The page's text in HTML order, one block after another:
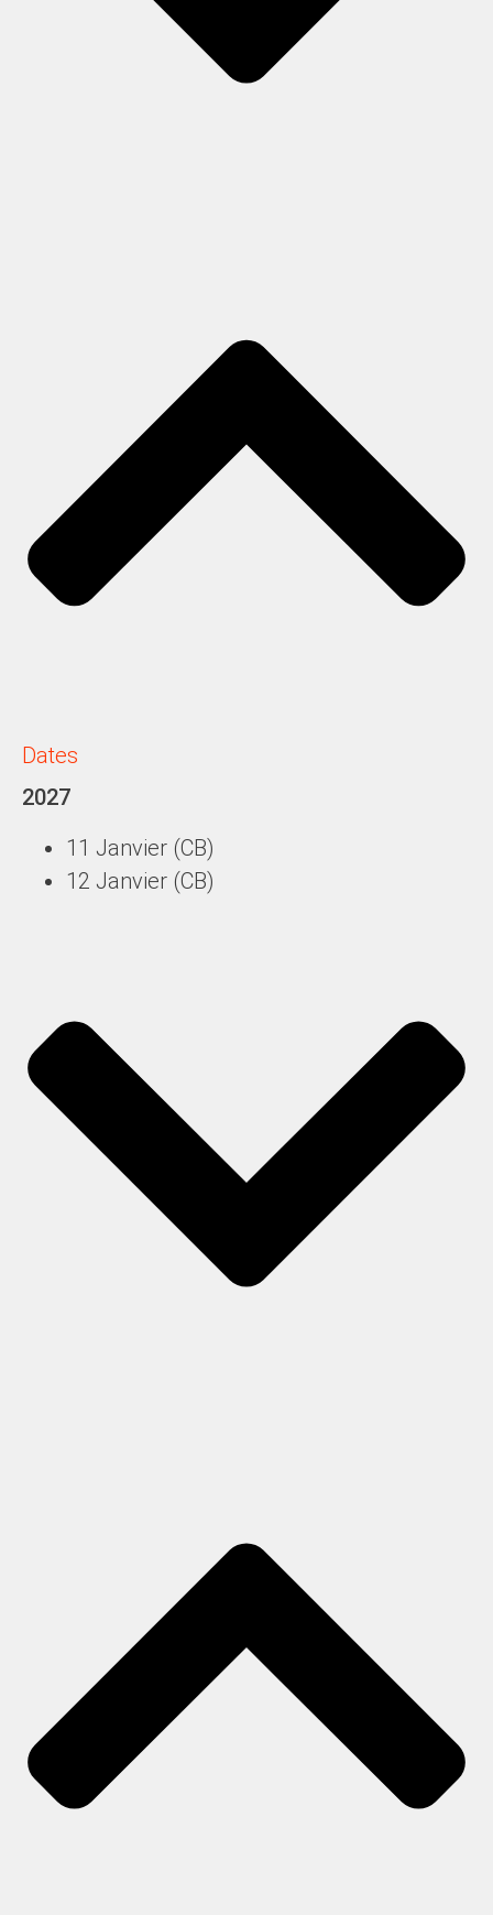
Dates
2027
11 Janvier (CB)
12 Janvier (CB)